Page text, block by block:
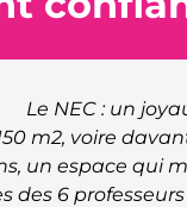
: un joyau !
davantage au
qui magnifie
dans des